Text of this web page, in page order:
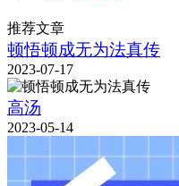
推荐文章
顿悟顿成无为法真传
2023-07-17
高汤
2023-05-14